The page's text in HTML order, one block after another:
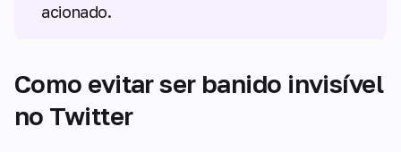
acionado.
Como evitar ser banido invisível
no Twitter